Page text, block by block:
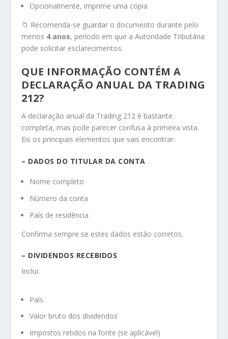
Opcionalmente, imprime uma cópia
📁 Recomenda-se guardar o documento durante pelo
menos 4 anos, período em que a Autoridade Tributária
pode solicitar esclarecimentos.
QUE INFORMAÇÃO CONTÉM A
DECLARAÇÃO ANUAL DA TRADING
212?
A declaração anual da Trading 212 é bastante
completa, mas pode parecer confusa à primeira vista.
Eis os principais elementos que vais encontrar:
– DADOS DO TITULAR DA CONTA
Nome completo
Número da conta
País de residência
Confirma sempre se estes dados estão corretos.
– DIVIDENDOS RECEBIDOS
Inclui:
País
Valor bruto dos dividendos
Impostos retidos na fonte (se aplicável)